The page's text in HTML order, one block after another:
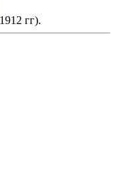
гг).